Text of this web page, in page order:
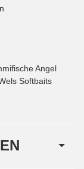
Angel
Softbaits